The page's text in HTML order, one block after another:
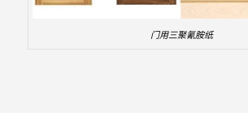
门用三聚氰胺纸